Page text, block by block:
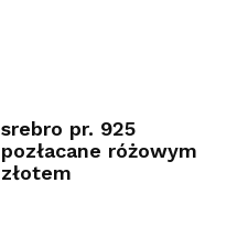
srebro pr. 925
pozłacane różowym
złotem